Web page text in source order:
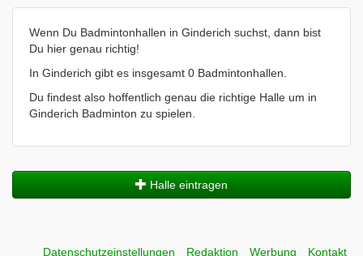
Wenn Du Badmintonhallen in Ginderich suchst, dann bist
Du hier genau richtig!
In Ginderich gibt es insgesamt 0 Badmintonhallen.
Du findest also hoffentlich genau die richtige Halle um in
Ginderich Badminton zu spielen.
Halle eintragen
Datenschutzeinstellungen Redaktion Werbung Kontakt